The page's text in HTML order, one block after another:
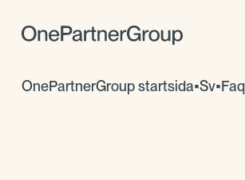
OnePartnerGroup startsida•Sv•Faq